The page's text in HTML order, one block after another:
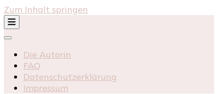
Zum Inhalt springen
Die Autorin
FAQ
Datenschutzerklärung
Impressum